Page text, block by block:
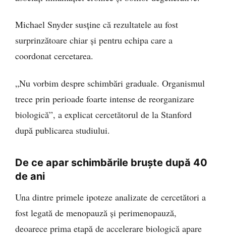
Michael Snyder susține că rezultatele au fost
surprinzătoare chiar și pentru echipa care a
coordonat cercetarea.
„Nu vorbim despre schimbări graduale. Organismul
trece prin perioade foarte intense de reorganizare
biologică”, a explicat cercetătorul de la Stanford
după publicarea studiului.
De ce apar schimbările bruște după 40
de ani
Una dintre primele ipoteze analizate de cercetători a
fost legată de menopauză și perimenopauză,
deoarece prima etapă de accelerare biologică apare